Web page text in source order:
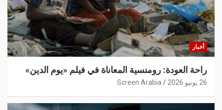
أخبار
راحة العودة: رومنسية المعاناة في فيلم «يوم الدين»
26 يونيو 2026 Screen Arabia